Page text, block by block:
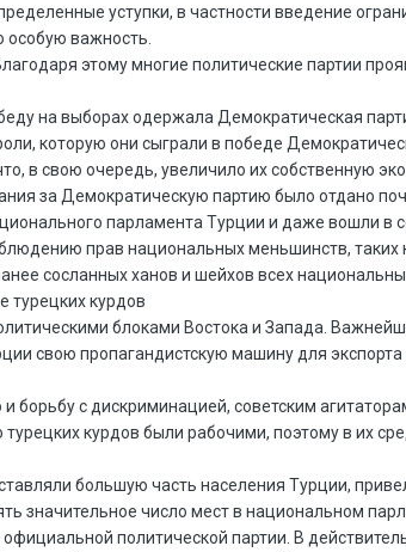
уступки, в частности введение
особую важность.
этому многие политические партии
на выборах одержала Демократическая
которую они сыграли в победе
в свою очередь, увеличило их собственную
за Демократическую партию было отдано
парламента Турции и даже вошли в
прав национальных меньшинств,
сосланных ханов и шейхов всех
турецких курдов
блоками Востока и Запада.
свою пропагандистскую машину для
борьбу с дискриминацией, советским
курдов были рабочими, поэтому в их
большую часть населения Турции,
значительное число мест в национальном
политической партии. В